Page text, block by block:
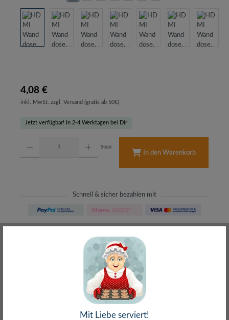
4,08 €
inkl. MwSt. zzgl. Versand (gratis ab 50€)
Jetzt verfügbar! In 2-4 Werktagen bei Dir
Stück
In den Warenkorb
Schnell & sicher bezahlen mit
meist direkt aus Waiblingen
30 Tage Rückgaberecht
ohne Risiko bestellen
– Frag den Profi!
kostenlos und persönlich
Über 20+ Jahre Erfahrung
wir wissen von was wir sprechen
Mit Liebe serviert!